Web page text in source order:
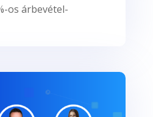
os árbevétel-